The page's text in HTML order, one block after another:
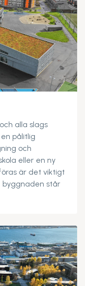
alla slags
pålitlig
och
eller en ny
är det viktigt
står